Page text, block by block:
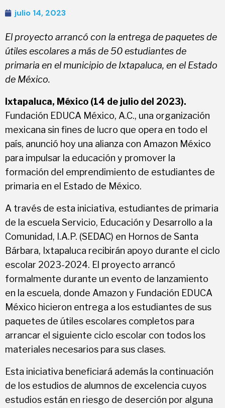
julio 14, 2023
El proyecto arrancó con la entrega de paquetes de
útiles escolares a más de 50 estudiantes de
primaria en el municipio de Ixtapaluca, en el Estado
de México.
Ixtapaluca, México (14 de julio del 2023).
Fundación EDUCA México, A.C., una organización
mexicana sin fines de lucro que opera en todo el
país, anunció hoy una alianza con Amazon México
para impulsar la educación y promover la
formación del emprendimiento de estudiantes de
primaria en el Estado de México.
A través de esta iniciativa, estudiantes de primaria
de la escuela Servicio, Educación y Desarrollo a la
Comunidad, I.A.P. (SEDAC) en Hornos de Santa
Bárbara, Ixtapaluca recibirán apoyo durante el ciclo
escolar 2023-2024. El proyecto arrancó
formalmente durante un evento de lanzamiento
en la escuela, donde Amazon y Fundación EDUCA
México hicieron entrega a los estudiantes de sus
paquetes de útiles escolares completos para
arrancar el siguiente ciclo escolar con todos los
materiales necesarios para sus clases.
Esta iniciativa beneficiará además la continuación
de los estudios de alumnos de excelencia cuyos
estudios están en riesgo de deserción por alguna